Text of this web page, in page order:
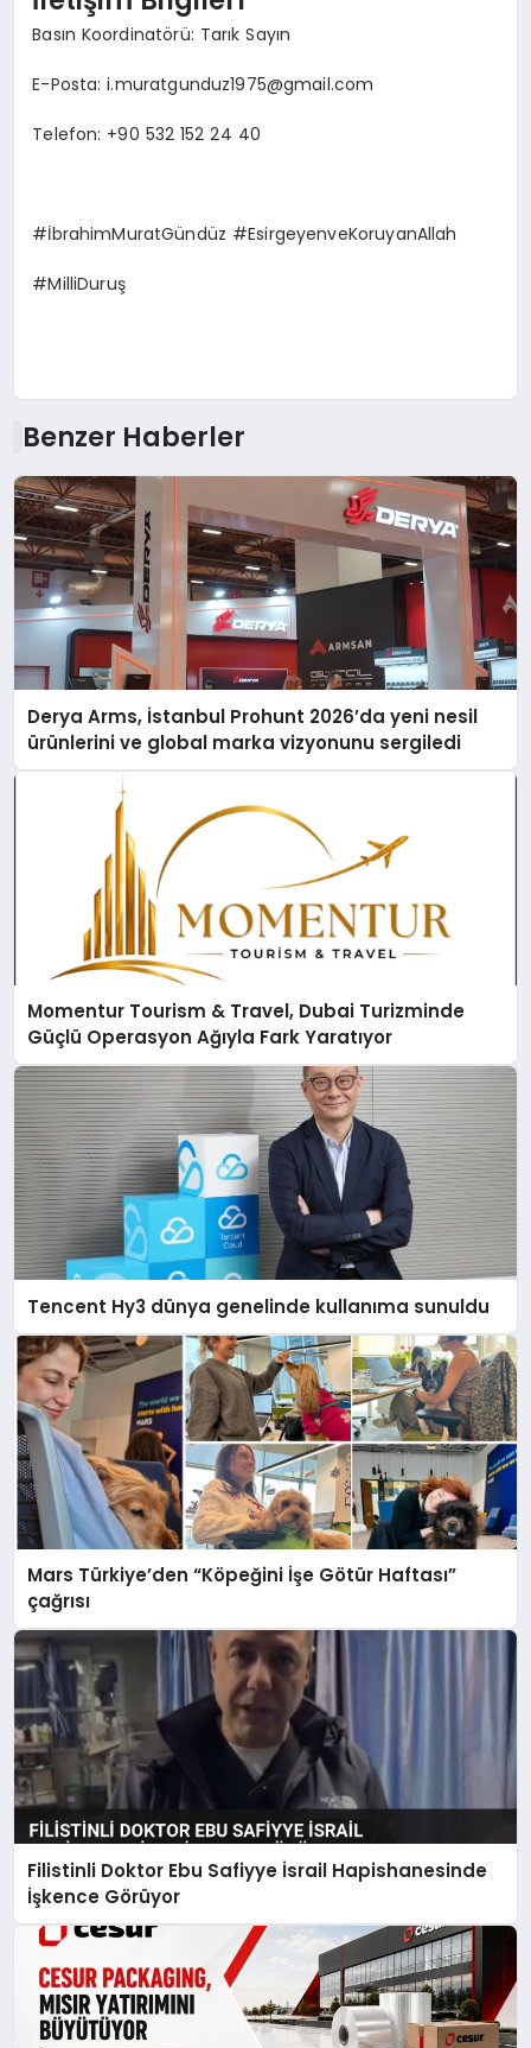
Basın Koordinatörü: Tarık Sayın
E-Posta:i.muratgunduz1975@gmail.com
Telefon: +90 532 152 24 40
#İbrahimMuratGündüz #EsirgeyenveKoruyanAllah
#MilliDuruş
Benzer Haberler
Derya Arms, İstanbul Prohunt 2026’da yeni nesil
ürünlerini ve global marka vizyonunu sergiledi
Momentur Tourism & Travel, Dubai Turizminde
Güçlü Operasyon Ağıyla Fark Yaratıyor
Tencent Hy3 dünya genelinde kullanıma sunuldu
Mars Türkiye’den “Köpeğini İşe Götür Haftası”
çağrısı
Filistinli Doktor Ebu Safiyye İsrail Hapishanesinde
İşkence Görüyor